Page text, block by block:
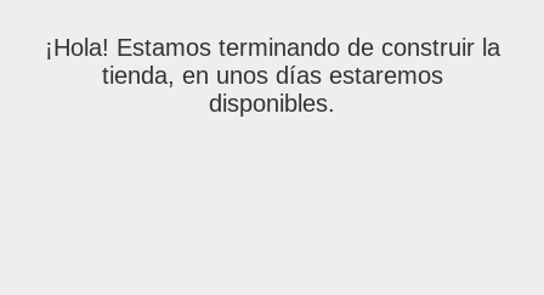
¡Hola! Estamos terminando de construir la
tienda, en unos días estaremos
disponibles.